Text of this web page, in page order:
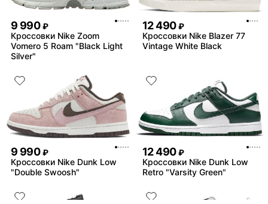
9 990 ₽
Кроссовки Nike Zoom
Vomero 5 Roam "Black Light
Silver"
12 490 ₽
Кроссовки Nike Blazer 77
Vintage White Black
9 990 ₽
Кроссовки Nike Dunk Low
"Double Swoosh"
12 490 ₽
Кроссовки Nike Dunk Low
Retro "Varsity Green"